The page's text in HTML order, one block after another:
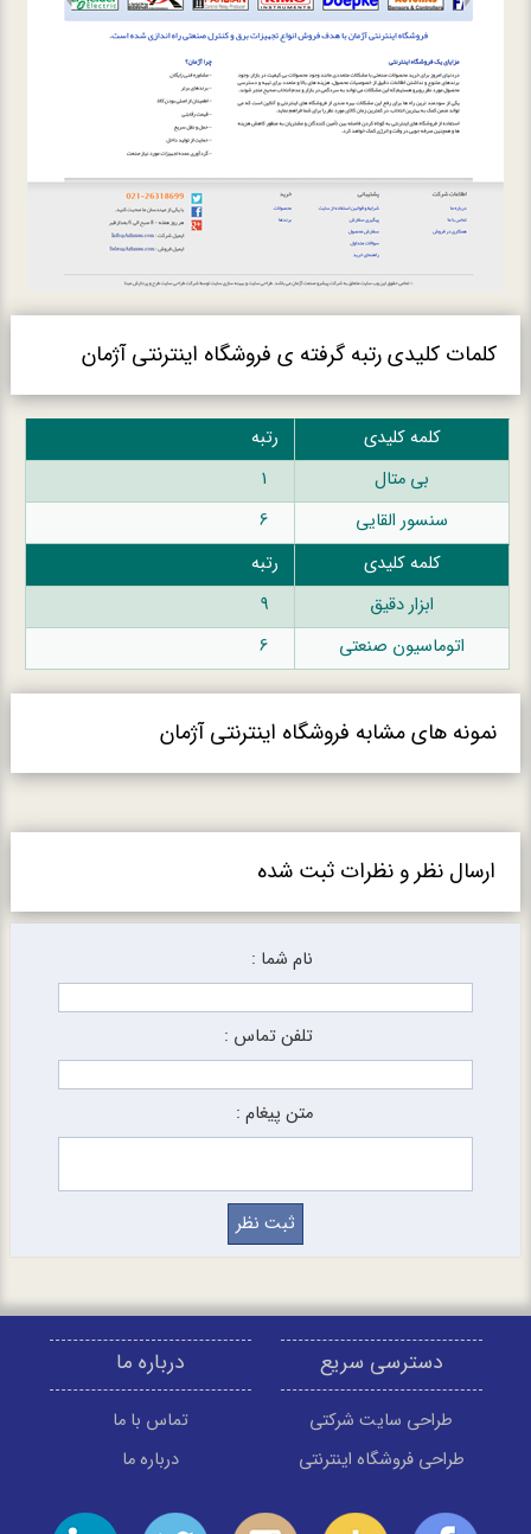
کلمات کلیدی رتبه گرفته ی فروشگاه اینترنتی آژمان
کلمه کلیدی
رتبه
بی متال
1
سنسور القایی
6
کلمه کلیدی
رتبه
ابزار دقیق
9
اتوماسیون صنعتی
6
نمونه های مشابه فروشگاه اینترنتی آژمان
ارسال نظر و نظرات ثبت شده
نام شما :
تلفن تماس :
متن پیغام :
دسترسی سریع
طراحی سایت شرکتی
طراحی فروشگاه اینترنتی
درباره ما
تماس با ما
درباره ما